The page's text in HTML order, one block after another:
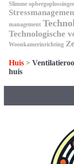
Slimme
management
Technologische
Woonkamerinrichting
Huis >
huis